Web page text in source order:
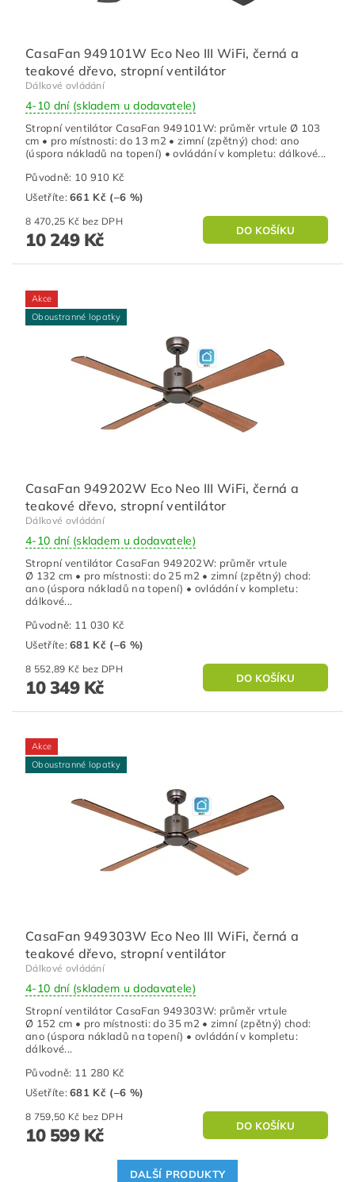
CasaFan 949101W Eco Neo III WiFi, černá a
teakové dřevo, stropní ventilátor
Dálkové ovládání
4-10 dní (skladem u dodavatele)
Stropní ventilátor CasaFan 949101W: průměr vrtule Ø 103
cm • pro místnosti: do 13 m2 • zimní (zpětný) chod: ano
(úspora nákladů na topení) • ovládání v kompletu: dálkové...
Původně: 10 910 Kč
Ušetříte:661 Kč (–6 %)
8 470,25 Kč bez DPH
10 249 Kč
Akce
Oboustranné lopatky
CasaFan 949202W Eco Neo III WiFi, černá a
teakové dřevo, stropní ventilátor
Dálkové ovládání
4-10 dní (skladem u dodavatele)
Stropní ventilátor CasaFan 949202W: průměr vrtule
Ø 132 cm • pro místnosti: do 25 m2 • zimní (zpětný) chod:
ano (úspora nákladů na topení) • ovládání v kompletu:
dálkové...
Původně: 11 030 Kč
Ušetříte:681 Kč (–6 %)
8 552,89 Kč bez DPH
10 349 Kč
Akce
Oboustranné lopatky
CasaFan 949303W Eco Neo III WiFi, černá a
teakové dřevo, stropní ventilátor
Dálkové ovládání
4-10 dní (skladem u dodavatele)
Stropní ventilátor CasaFan 949303W: průměr vrtule
Ø 152 cm • pro místnosti: do 35 m2 • zimní (zpětný) chod:
ano (úspora nákladů na topení) • ovládání v kompletu:
dálkové...
Původně: 11 280 Kč
Ušetříte:681 Kč (–6 %)
8 759,50 Kč bez DPH
10 599 Kč
DALŠÍ PRODUKTY